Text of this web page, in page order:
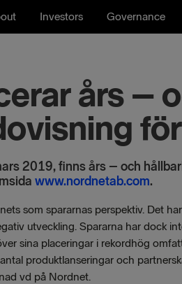
Investors Governance
års –
2019, finns års – och
www.nordnetab.com.
som spararnas perspektiv. Det
utveckling. Spararna har dock
sina placeringar i rekordhög
produktlanseringar och
vd på Nordnet.